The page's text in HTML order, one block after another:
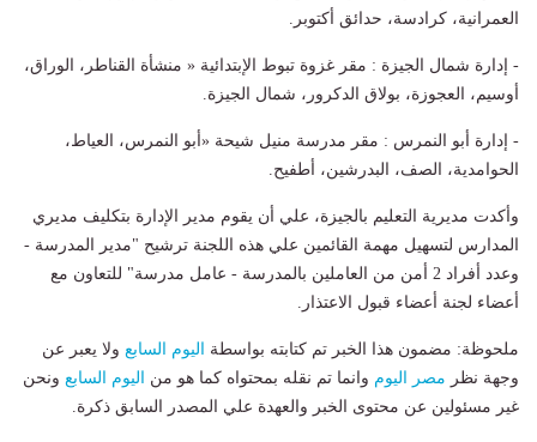
العمرانية، كرادسة، حدائق أكتوبر.
- إدارة شمال الجيزة : مقر غزوة تبوط الإبتدائية « منشأة القناطر، الوراق،
أوسيم، العجوزة، بولاق الدكرور، شمال الجيزة.
- إدارة أبو النمرس : مقر مدرسة منيل شيحة «أبو النمرس، العياط،
الحوامدية، الصف، البدرشين، أطفيح.
وأكدت مديرية التعليم بالجيزة، علي أن يقوم مدير الإدارة بتكليف مديري
المدارس لتسهيل مهمة القائمين علي هذه اللجنة ترشيح "مدير المدرسة -
وعدد أفراد 2 أمن من العاملين بالمدرسة - عامل مدرسة" للتعاون مع
أعضاء لجنة أعضاء قبول الاعتذار.
ملحوظة: مضمون هذا الخبر تم كتابته بواسطة اليوم السابع ولا يعبر عن
وجهة نظر مصر اليوم وانما تم نقله بمحتواه كما هو من اليوم السابع ونحن
غير مسئولين عن محتوى الخبر والعهدة علي المصدر السابق ذكرة.